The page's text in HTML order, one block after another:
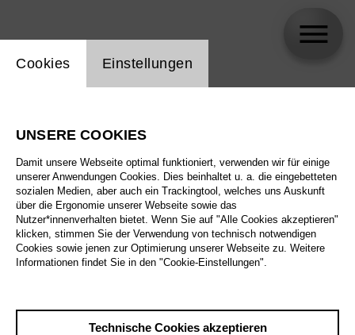
Einstellung Website Cookie
Cookies Einstellungen
UNSERE COOKIES
Damit unsere Webseite optimal funktioniert, verwenden wir für einige
unserer Anwendungen Cookies. Dies beinhaltet u. a. die eingebetteten
sozialen Medien, aber auch ein Trackingtool, welches uns Auskunft
über die Ergonomie unserer Webseite sowie das
Nutzer*innenverhalten bietet. Wenn Sie auf "Alle Cookies akzeptieren"
klicken, stimmen Sie der Verwendung von technisch notwendigen
Cookies sowie jenen zur Optimierung unserer Webseite zu. Weitere
Informationen findet Sie in den "Cookie-Einstellungen".
Technische Cookies akzeptieren